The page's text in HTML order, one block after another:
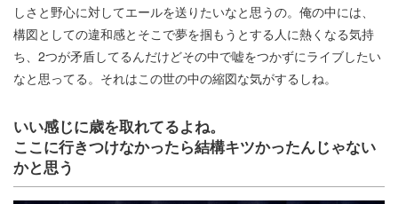
しさと野心に対してエールを送りたいなと思うの。俺の中には、
構図としての違和感とそこで夢を掴もうとする人に熱くなる気持
ち、2つが矛盾してるんだけどその中で嘘をつかずにライブしたい
なと思ってる。それはこの世の中の縮図な気がするしね。
いい感じに歳を取れてるよね。
ここに行きつけなかったら結構キツかったんじゃない
かと思う